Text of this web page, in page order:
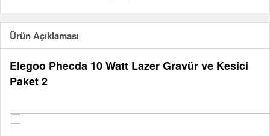
Ürün Açıklaması
Elegoo Phecda 10 Watt Lazer Gravür ve Kesici
Paket 2